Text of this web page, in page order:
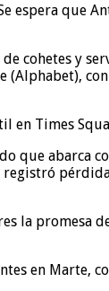
espera que
cohetes y
en Times
que abarca
la promesa
en Marte,